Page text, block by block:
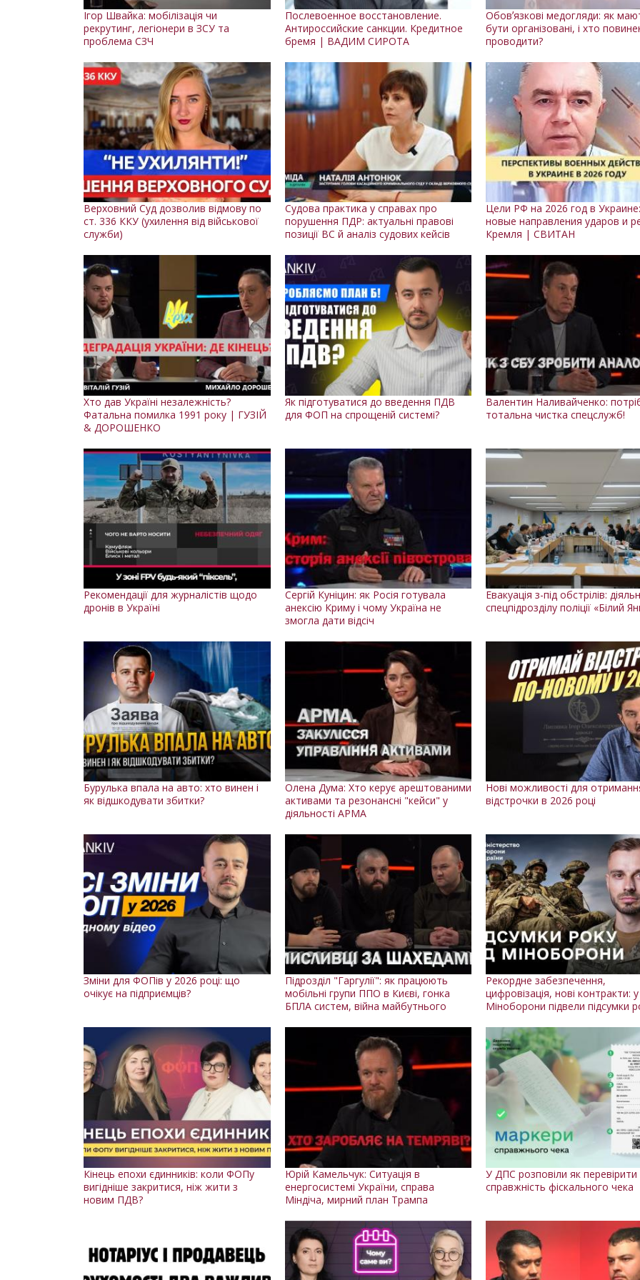
Ігор Швайка: мобілізація чи
рекрутинг, легіонери в ЗСУ та
проблема СЗЧ
Послевоенное восстановление.
Антироссийские санкции. Кредитное
бремя | ВАДИМ СИРОТА
Обовʼязкові медогляди: як
бути організовані, і хто
проводити?
Верховний Суд дозволив відмову по
ст. 336 ККУ (ухилення від військової
служби)
Судова практика у справах про
порушення ПДР: актуальні правові
позиції ВС й аналіз судових кейсів
Цели РФ на 2026 год в
новые направления ударов и
Кремля | СВИТАН
Хто дав Україні незалежність?
Фатальна помилка 1991 року | ГУЗІЙ
& ДОРОШЕНКО
Як підготуватися до введення ПДВ
для ФОП на спрощеній системі?
Валентин Наливайченко:
тотальна чистка спецслужб!
Рекомендації для журналістів щодо
дронів в Україні
Сергій Куніцин: як Росія готувала
анексію Криму і чому Україна не
змогла дати відсіч
Евакуація з-під обстрілів:
спецпідрозділу поліції «Білий
Бурулька впала на авто: хто винен і
як відшкодувати збитки?
Олена Дума: Хто керує арештованими
активами та резонансні "кейси" у
діяльності АРМА
Нові можливості для
відстрочки в 2026 році
Зміни для ФОПів у 2026 році: що
очікує на підприємців?
Підрозділ "Гаргулії": як працюють
мобільні групи ППО в Києві, гонка
БПЛА систем, війна майбутнього
Рекордне забезпечення,
цифровізація, нові контракти: у
Міноборони підвели підсумки
Кінець епохи єдинників: коли ФОПу
вигідніше закритися, ніж жити з
новим ПДВ?
Юрій Камельчук: Ситуація в
енергосистемі України, справа
Міндіча, мирний план Трампа
У ДПС розповіли як перевірити
справжність фіскального чека